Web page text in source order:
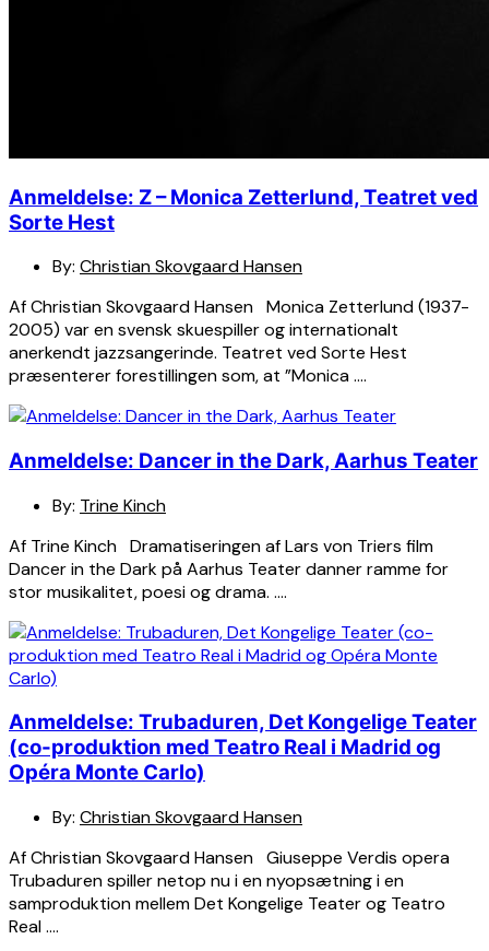
Anmeldelse: Z – Monica Zetterlund, Teatret ved
Sorte Hest
By: Christian Skovgaard Hansen
Af Christian Skovgaard Hansen Monica Zetterlund (1937-
2005) var en svensk skuespiller og internationalt
anerkendt jazzsangerinde. Teatret ved Sorte Hest
præsenterer forestillingen som, at ”Monica ….
Anmeldelse: Dancer in the Dark, Aarhus Teater
By: Trine Kinch
Af Trine Kinch Dramatiseringen af Lars von Triers film
Dancer in the Dark på Aarhus Teater danner ramme for
stor musikalitet, poesi og drama. ….
Anmeldelse: Trubaduren, Det Kongelige Teater
(co-produktion med Teatro Real i Madrid og
Opéra Monte Carlo)
By: Christian Skovgaard Hansen
Af Christian Skovgaard Hansen Giuseppe Verdis opera
Trubaduren spiller netop nu i en nyopsætning i en
samproduktion mellem Det Kongelige Teater og Teatro
Real ….